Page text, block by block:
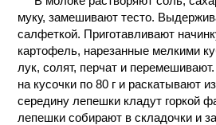
ХИМИИ
ХИМИЯ НА
ПРОИЗВОДСТВЕ
И ХИМИЧЕСКАЯ
ТЕХНОЛОГИЯ
муку, замешивают тесто.
салфеткой. Приготавливают
картофель, нарезанные мелкими
лук, солят, перчат и
на кусочки по 80 г и раскатывают
середину лепешки кладут горкой
лепешки собирают в складочки и